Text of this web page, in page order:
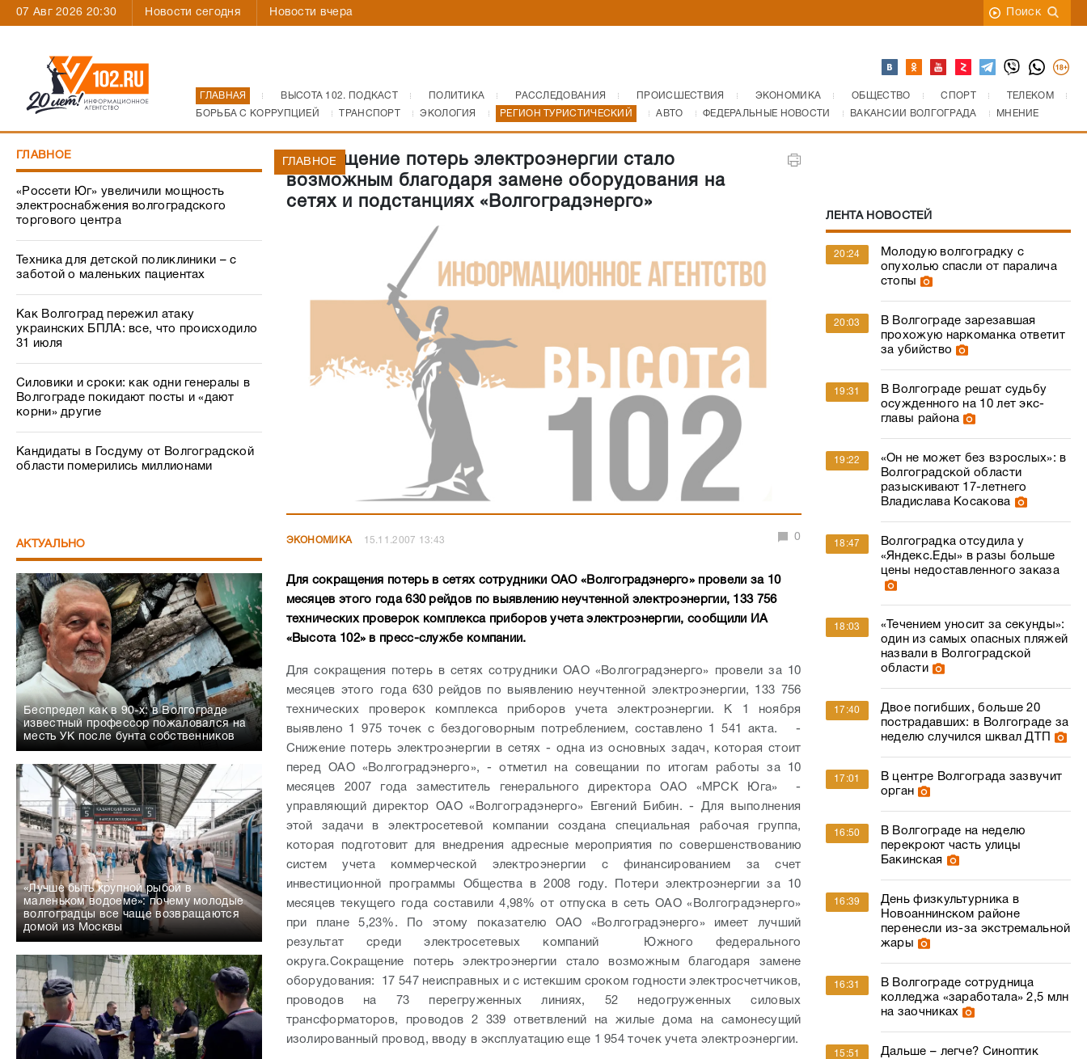
07 Авг 2026 20:30 Новости сегодня Новости вчера Поиск
ГЛАВНАЯ ВЫСОТА 102. ПОДКАСТ ПОЛИТИКА РАССЛЕДОВАНИЯ ПРОИСШЕСТВИЯ ЭКОНОМИКА ОБЩЕСТВО СПОРТ
ТЕЛЕКОМ
БОРЬБА С КОРРУПЦИЕЙ
ТРАНСПОРТ ЭКОЛОГИЯ РЕГИОН ТУРИСТИЧЕСКИЙ АВТО ФЕДЕРАЛЬНЫЕ НОВОСТИ ВАКАНСИИ ВОЛГОГРАДА МНЕНИЕ
ГЛАВНОЕ
«Россети Юг» увеличили мощность
электроснабжения волгоградского
торгового центра
Техника для детской поликлиники – с
заботой о маленьких пациентах
Как Волгоград пережил атаку
украинских БПЛА: все, что происходило
31 июля
Силовики и сроки: как одни генералы в
Волгограде покидают посты и «дают
корни» другие
Кандидаты в Госдуму от Волгоградской
области померились миллионами
АКТУАЛЬНО
Беспредел как в 90-х: в Волгограде
известный профессор пожаловался на
месть УК после бунта собственников
«Лучше быть крупной рыбой в
маленьком водоеме»: почему молодые
волгоградцы все чаще возвращаются
домой из Москвы
Сокращение потерь электроэнергии стало
возможным благодаря замене оборудования на
сетях и подстанциях «Волгоградэнерго»
ГЛАВНОЕ
ЭКОНОМИКА 15.11.2007 13:43 0
Для сокращения потерь в сетях сотрудники ОАО «Волгоградэнерго» провели за 10
месяцев этого года 630 рейдов по выявлению неучтенной электроэнергии, 133 756
технических проверок комплекса приборов учета электроэнергии, сообщили ИА
«Высота 102» в пресс-службе компании.
Для сокращения потерь в сетях сотрудники ОАО «Волгоградэнерго» провели за 10
месяцев этого года 630 рейдов по выявлению неучтенной электроэнергии, 133 756
технических проверок комплекса приборов учета электроэнергии. К 1 ноября
выявлено 1 975 точек с бездоговорным потреблением, составлено 1 541 акта.-
Снижение потерь электроэнергии в сетях - одна из основных задач, которая стоит
перед ОАО «Волгоградэнерго», - отметил на совещании по итогам работы за 10
месяцев 2007 года заместитель генерального директора ОАО «МРСК Юга» -
управляющий директор ОАО «Волгоградэнерго» Евгений Бибин. - Для выполнения
этой задачи в электросетевой компании создана специальная рабочая группа,
которая подготовит для внедрения адресные мероприятия по совершенствованию
систем учета коммерческой электроэнергии с финансированием за счет
инвестиционной программы Общества в 2008 году.
Потери электроэнергии за 10
месяцев текущего года составили 4,98% от отпуска в сеть ОАО «Волгоградэнерго»
при плане 5,23%. По этому показателю ОАО «Волгоградэнерго» имеет лучший
результат среди электросетевых компаний Южного федерального
округа.Сокращение потерь электроэнергии стало возможным благодаря замене
оборудования: 17 547 неисправных и с истекшим сроком годности электросчетчиков,
проводов на 73 перегруженных линиях, 52 недогруженных силовых
трансформаторов, проводов 2 339 ответвлений на жилые дома на самонесущий
изолированный провод, вводу в эксплуатацию еще 1 954 точек учета электроэнергии.
ЛЕНТА НОВОСТЕЙ
20:24
Молодую волгоградку с
опухолью спасли от паралича
стопы
20:03
В Волгограде зарезавшая
прохожую наркоманка ответит
за убийство
19:31
В Волгограде решат судьбу
осужденного на 10 лет экс-
главы района
19:22
«Он не может без взрослых»: в
Волгоградской области
разыскивают 17-летнего
Владислава Косакова
18:47
Волгоградка отсудила у
«Яндекс.Еды» в разы больше
цены недоставленного заказа
18:03
«Течением уносит за секунды»:
один из самых опасных пляжей
назвали в Волгоградской
области
17:40
Двое погибших, больше 20
пострадавших: в Волгограде за
неделю случился шквал ДТП
17:01
В центре Волгограда зазвучит
орган
16:50
В Волгограде на неделю
перекроют часть улицы
Бакинская
16:39
День физкультурника в
Новоаннинском районе
перенесли из-за экстремальной
жары
16:31
В Волгограде сотрудница
колледжа «заработала» 2,5 млн
на заочниках
15:51
Дальше – легче? Синоптик